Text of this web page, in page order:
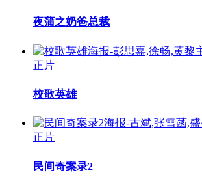
夜蒲之奶爸总裁
正片
校歌英雄
正片
民间奇案录2